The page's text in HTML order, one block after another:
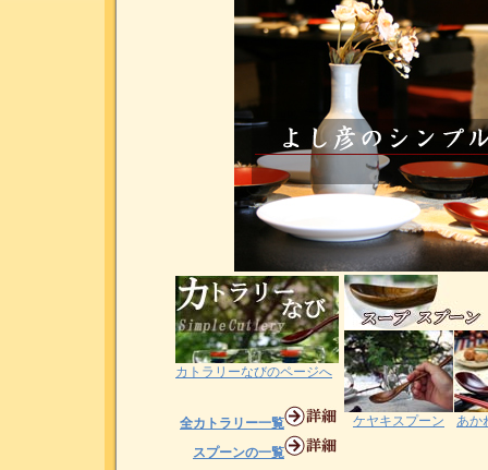
カトラリーなびのページへ
全カトラリー一覧
スプーンの一覧
ケヤキスプーン あか